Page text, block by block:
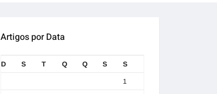
Artigos por Data
D S T Q Q S S
1